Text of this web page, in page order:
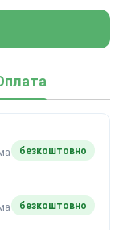
безкоштовно
безкоштовно